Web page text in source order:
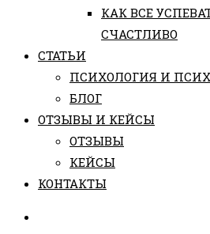
КАК ВСЕ
СЧАСТЛИВО
СТАТЬИ
ПCИХОЛОГИЯ И
БЛОГ
ОТЗЫВЫ И КЕЙСЫ
ОТЗЫВЫ
КЕЙСЫ
КОНТАКТЫ